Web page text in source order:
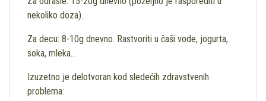
nekoliko doza).
Za decu: 8-10g dnevno. Rastvoriti u čaši vode, jogurta,
soka, mleka...
Izuzetno je delotvoran kod sledećih zdravstvenih
problema: